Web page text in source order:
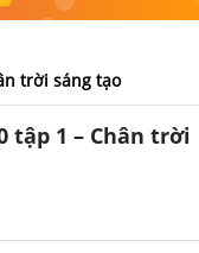
trời sáng tạo
tập 1 – Chân trời